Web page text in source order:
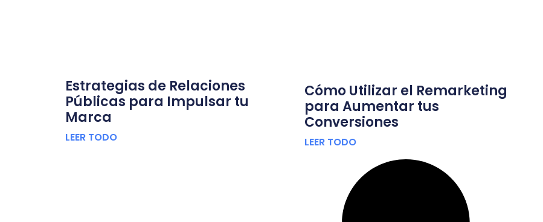
Estrategias de Relaciones
Públicas para Impulsar tu
Marca
LEER TODO
Cómo Utilizar el Remarketing
para Aumentar tus
Conversiones
LEER TODO